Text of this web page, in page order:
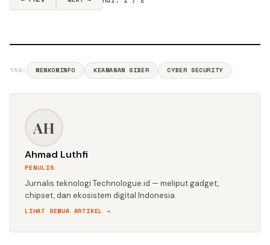
TAG: MENKOMINFO KEAMANAN SIBER CYBER SECURITY
AH
Ahmad Luthfi
PENULIS
Jurnalis teknologi Technologue.id — meliput gadget,
chipset, dan ekosistem digital Indonesia.
LIHAT SEMUA ARTIKEL →